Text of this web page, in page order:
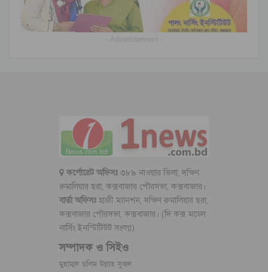
কর্পোরেট অফিসঃ৩৮৯ নাওয়ার ভিলা, দক্ষিণ
রুমালিয়ার ছরা, কক্সবাজার পৌরসভা, কক্সবাজার।
বার্তা অফিসঃ হাজী ম্যানশন, দক্ষিণ রুমালিয়ার ছরা,
কক্সবাজার পৌরসভা, কক্সবাজার। (দি কক্স মডেল
নার্সিং ইনস্টিটিউট সংলগ্ন)
সম্পাদক ও সিইও
মুহাম্মদ ছলিম উল্লাহ সুজন